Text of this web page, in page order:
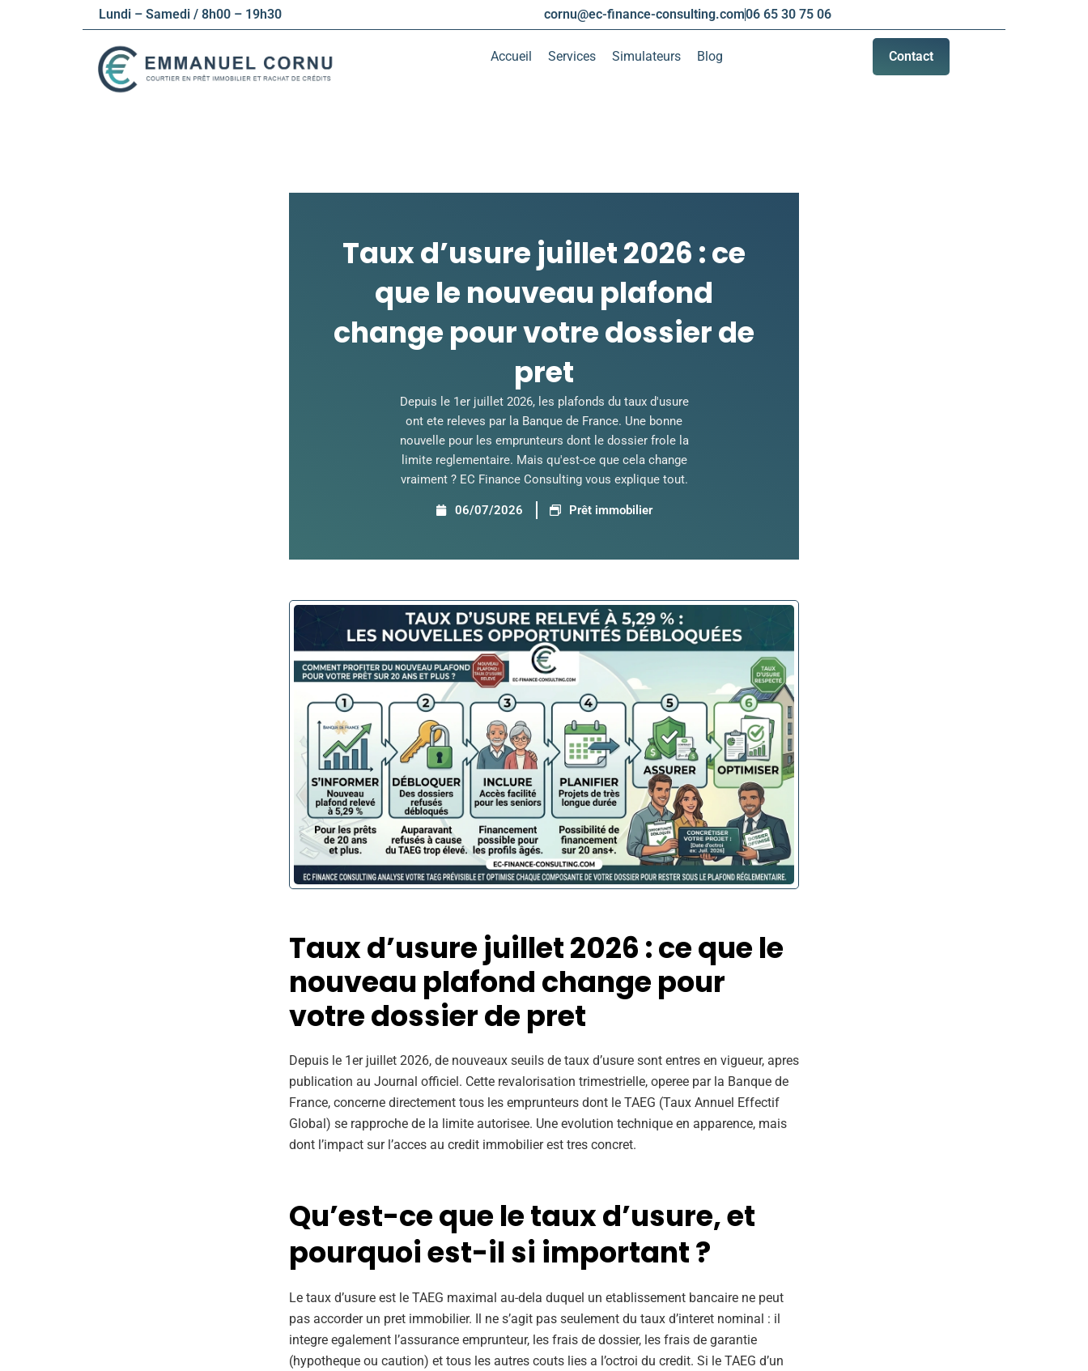
Lundi – Samedi / 8h00 – 19h30 cornu@ec-finance-consulting.com06 65 30 75 06
Accueil Services Simulateurs Blog Contact
Taux d’usure juillet 2026 : ce
que le nouveau plafond
change pour votre dossier de
pret
Depuis le 1er juillet 2026, les plafonds du taux d'usure
ont ete releves par la Banque de France. Une bonne
nouvelle pour les emprunteurs dont le dossier frole la
limite reglementaire. Mais qu'est-ce que cela change
vraiment ? EC Finance Consulting vous explique tout.
06/07/2026 Prêt immobilier
Taux d’usure juillet 2026 : ce que le
nouveau plafond change pour
votre dossier de pret
Depuis le 1er juillet 2026, de nouveaux seuils de taux d’usure sont entres en vigueur, apres
publication au Journal officiel. Cette revalorisation trimestrielle, operee par la Banque de
France, concerne directement tous les emprunteurs dont le TAEG (Taux Annuel Effectif
Global) se rapproche de la limite autorisee. Une evolution technique en apparence, mais
dont l’impact sur l’acces au credit immobilier est tres concret.
Qu’est-ce que le taux d’usure, et
pourquoi est-il si important ?
Le taux d’usure est le TAEG maximal au-dela duquel un etablissement bancaire ne peut
pas accorder un pret immobilier. Il ne s’agit pas seulement du taux d’interet nominal : il
integre egalement l’assurance emprunteur, les frais de dossier, les frais de garantie
(hypotheque ou caution) et tous les autres couts lies a l’octroi du credit. Si le TAEG d’un